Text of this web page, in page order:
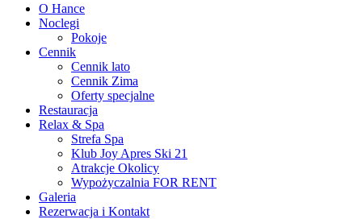
O Hance
Noclegi
Pokoje
Cennik
Cennik lato
Cennik Zima
Oferty specjalne
Restauracja
Relax & Spa
Strefa Spa
Klub Joy Apres Ski 21
Atrakcje Okolicy
Wypożyczalnia FOR RENT
Galeria
Rezerwacja i Kontakt